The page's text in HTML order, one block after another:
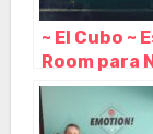
~ El Cubo ~
Room para
o Adultos
Barcelona,